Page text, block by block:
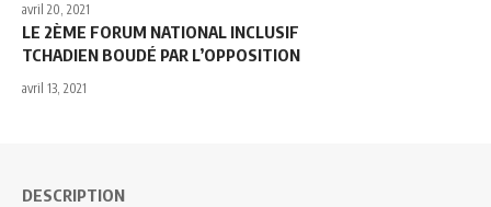
avril 20, 2021
LE 2ÈME FORUM NATIONAL INCLUSIF
TCHADIEN BOUDÉ PAR L’OPPOSITION
avril 13, 2021
DESCRIPTION